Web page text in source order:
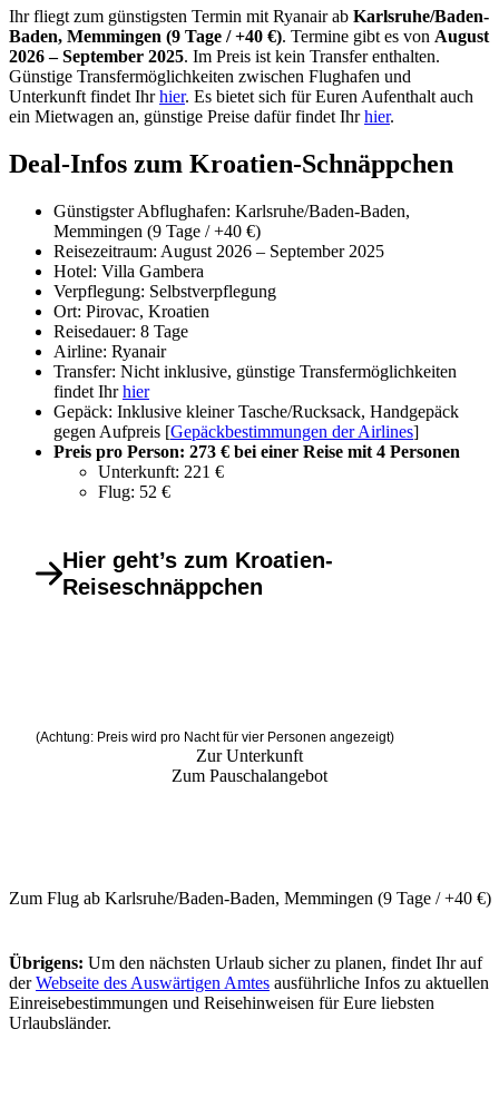
Ihr fliegt zum günstigsten Termin mit Ryanair ab Karlsruhe/Baden-
Baden, Memmingen (9 Tage / +40 €). Termine gibt es von August
2026 – September 2025. Im Preis ist kein Transfer enthalten.
Günstige Transfermöglichkeiten zwischen Flughafen und
Unterkunft findet Ihrhier. Es bietet sich für Euren Aufenthalt auch
ein Mietwagen an, günstige Preise dafür findet Ihrhier.
Deal-Infos zum Kroatien-Schnäppchen
Günstigster Abflughafen: Karlsruhe/Baden-Baden,
Memmingen (9 Tage / +40 €)
Reisezeitraum: August 2026 – September 2025
Hotel: Villa Gambera
Verpflegung: Selbstverpflegung
Ort: Pirovac, Kroatien
Reisedauer: 8 Tage
Airline: Ryanair
Transfer: Nicht inklusive, günstige Transfermöglichkeiten
findet Ihrhier
Gepäck: Inklusive kleiner Tasche/Rucksack, Handgepäck
gegen Aufpreis [Gepäckbestimmungen der Airlines]
Preis pro Person: 273 € bei einer Reise mit 4 Personen
Unterkunft: 221 €
Flug: 52 €
Hier geht’s zum Kroatien-
Reiseschnäppchen
(Achtung: Preis wird pro Nacht für vier Personen angezeigt)
Zur Unterkunft
Zum Pauschalangebot
Zum Flug ab Karlsruhe/Baden-Baden, Memmingen (9 Tage / +40 €)
Übrigens: Um den nächsten Urlaub sicher zu planen, findet Ihr auf
derWebseite des Auswärtigen Amtes ausführliche Infos zu aktuellen
Einreisebestimmungen und Reisehinweisen für Eure liebsten
Urlaubsländer.